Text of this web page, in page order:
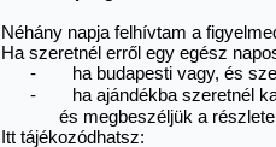
Néhány napja felhívtam a
Ha szeretnél erről egy egész
-
ha budapesti vagy, és
-
ha ajándékba szeretnél
és megbeszéljük a
Itt tájékozódhatsz: